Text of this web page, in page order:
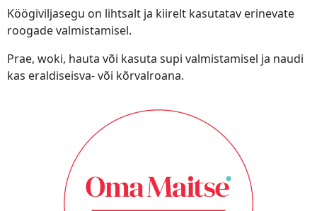
Köögiviljasegu on lihtsalt ja kiirelt kasutatav erinevate
roogade valmistamisel.
Prae, woki, hauta või kasuta supi valmistamisel ja naudi
kas eraldiseisva- või kõrvalroana.